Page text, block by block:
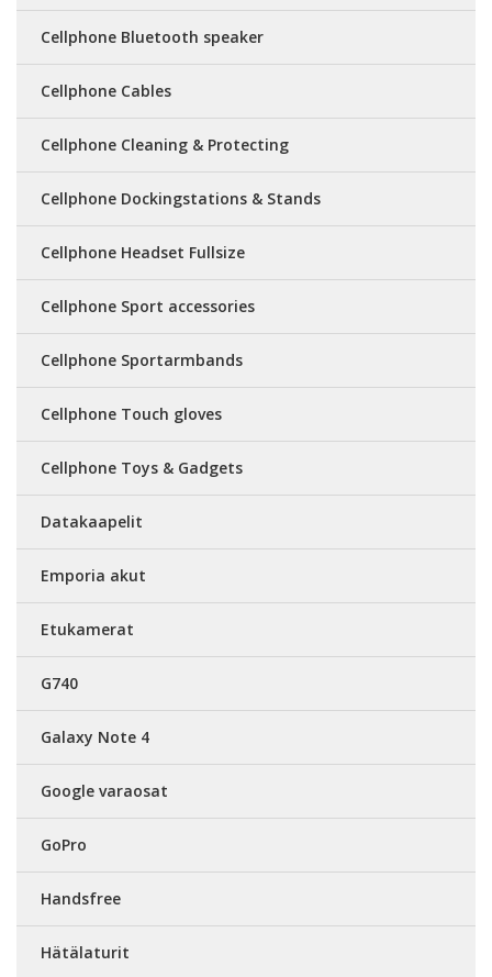
Cellphone Bluetooth speaker
Cellphone Cables
Cellphone Cleaning & Protecting
Cellphone Dockingstations & Stands
Cellphone Headset Fullsize
Cellphone Sport accessories
Cellphone Sportarmbands
Cellphone Touch gloves
Cellphone Toys & Gadgets
Datakaapelit
Emporia akut
Etukamerat
G740
Galaxy Note 4
Google varaosat
GoPro
Handsfree
Hätälaturit